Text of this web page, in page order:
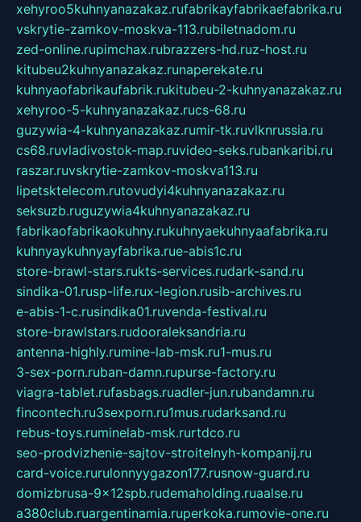
xehyroo5kuhnyanazakaz.rufabrikayfabrikaefabrika.ru
vskrytie-zamkov-moskva-113.rubiletnadom.ru
zed-online.rupimchax.rubrazzers-hd.ruz-host.ru
kitubeu2kuhnyanazakaz.runaperekate.ru
kuhnyaofabrikaufabrik.rukitubeu-2-kuhnyanazakaz.ru
xehyroo-5-kuhnyanazakaz.rucs-68.ru
guzywia-4-kuhnyanazakaz.rumir-tk.ruvlknrussia.ru
cs68.ruvladivostok-map.ruvideo-seks.rubankaribi.ru
raszar.ruvskrytie-zamkov-moskva113.ru
lipetsktelecom.rutovudyi4kuhnyanazakaz.ru
seksuzb.ruguzywia4kuhnyanazakaz.ru
fabrikaofabrikaokuhny.rukuhnyaekuhnyaafabrika.ru
kuhnyaykuhnyayfabrika.rue-abis1c.ru
store-brawl-stars.rukts-services.rudark-sand.ru
sindika-01.rusp-life.rux-legion.rusib-archives.ru
e-abis-1-c.rusindika01.ruvenda-festival.ru
store-brawlstars.rudooraleksandria.ru
antenna-highly.rumine-lab-msk.ru1-mus.ru
3-sex-porn.ruban-damn.rupurse-factory.ru
viagra-tablet.rufasbags.ruadler-jun.rubandamn.ru
fincontech.ru3sexporn.ru1mus.rudarksand.ru
rebus-toys.ruminelab-msk.rurtdco.ru
seo-prodvizhenie-sajtov-stroitelnyh-kompanij.ru
card-voice.rurulonnyygazon177.rusnow-guard.ru
domizbrusa-9x12spb.rudemaholding.ruaalse.ru
a380club.ruargentinamia.ruperkoka.rumovie-one.ru